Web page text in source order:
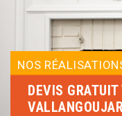
NOS
DEVIS